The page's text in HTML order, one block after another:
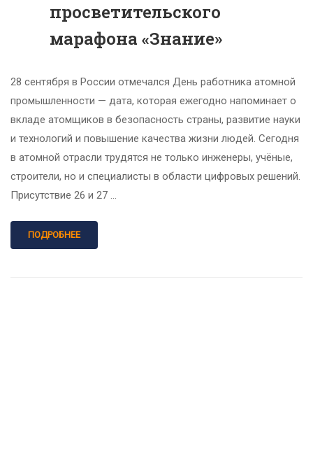
просветительского
марафона «Знание»
28 сентября в России отмечался День работника атомной
промышленности — дата, которая ежегодно напоминает о
вкладе атомщиков в безопасность страны, развитие науки
и технологий и повышение качества жизни людей. Сегодня
в атомной отрасли трудятся не только инженеры, учёные,
строители, но и специалисты в области цифровых решений.
Присутствие 26 и 27 …
ПОДРОБНЕЕ